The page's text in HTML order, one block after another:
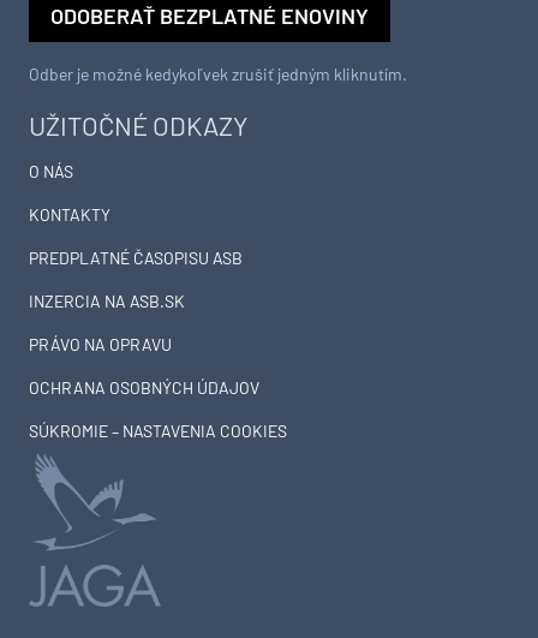
UŽITOČNÉ ODKAZY
O NÁS
KONTAKTY
PREDPLATNÉ ČASOPISU ASB
INZERCIA NA ASB.SK
PRÁVO NA OPRAVU
OCHRANA OSOBNÝCH ÚDAJOV
SÚKROMIE – NASTAVENIA COOKIES
ODOBERAŤ BEZPLATNÉ ENOVINY
Odber je možné kedykoľvek zrušiť jedným kliknutím.